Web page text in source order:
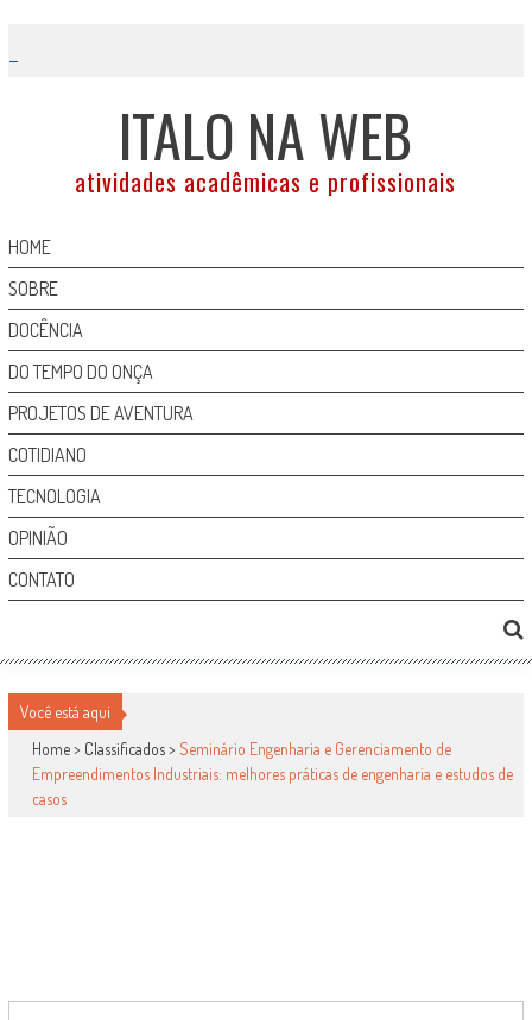
content
ITALO NA WEB
atividades acadêmicas e profissionais
HOME
SOBRE
DOCÊNCIA
DO TEMPO DO ONÇA
PROJETOS DE AVENTURA
COTIDIANO
TECNOLOGIA
OPINIÃO
CONTATO
Você está aqui
Home > Classificados> Seminário Engenharia e Gerenciamento de
Empreendimentos Industriais: melhores práticas de engenharia e estudos de
casos
SEMINÁRIO ENGENHARIA E GERENCIAMENTO DE
EMPREENDIMENTOS INDUSTRIAIS: MELHORES
PRÁTICAS DE ENGENHARIA E ESTUDOS DE
CASOS
Classificados